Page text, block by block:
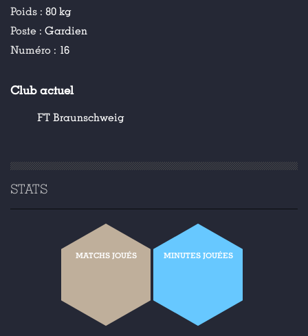
Poids : 80 kg
Poste : Gardien
Numéro : 16
Club actuel
FT Braunschweig
STATS
MATCHS JOUÉS MINUTES JOUÉES